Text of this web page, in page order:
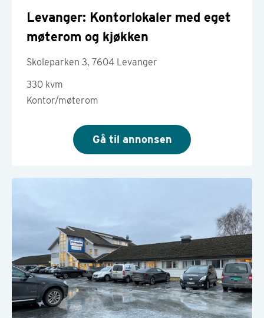
Levanger: Kontorlokaler med eget
møterom og kjøkken
Skoleparken 3, 7604 Levanger
330 kvm
Kontor/møterom
Gå til annonsen